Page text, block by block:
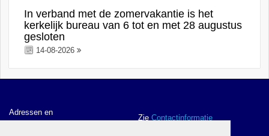
In verband met de zomervakantie is het
kerkelijk bureau van 6 tot en met 28 augustus
gesloten
14-08-2026
Adressen en
contactgegevens
Zie Contactinformatie